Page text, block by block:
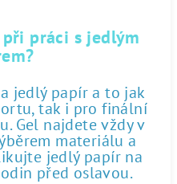
práci s jedlým
jedlý papír a to jak
tak i pro finální
Gel najdete vždy v
materiálu a
jedlý papír na
před oslavou.